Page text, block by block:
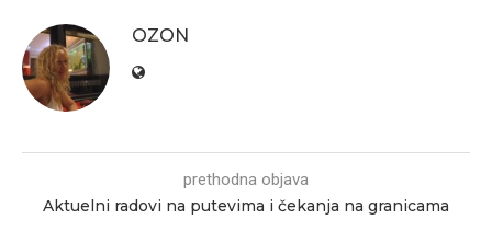
OZON
prethodna objava
Aktuelni radovi na putevima i čekanja na granicama